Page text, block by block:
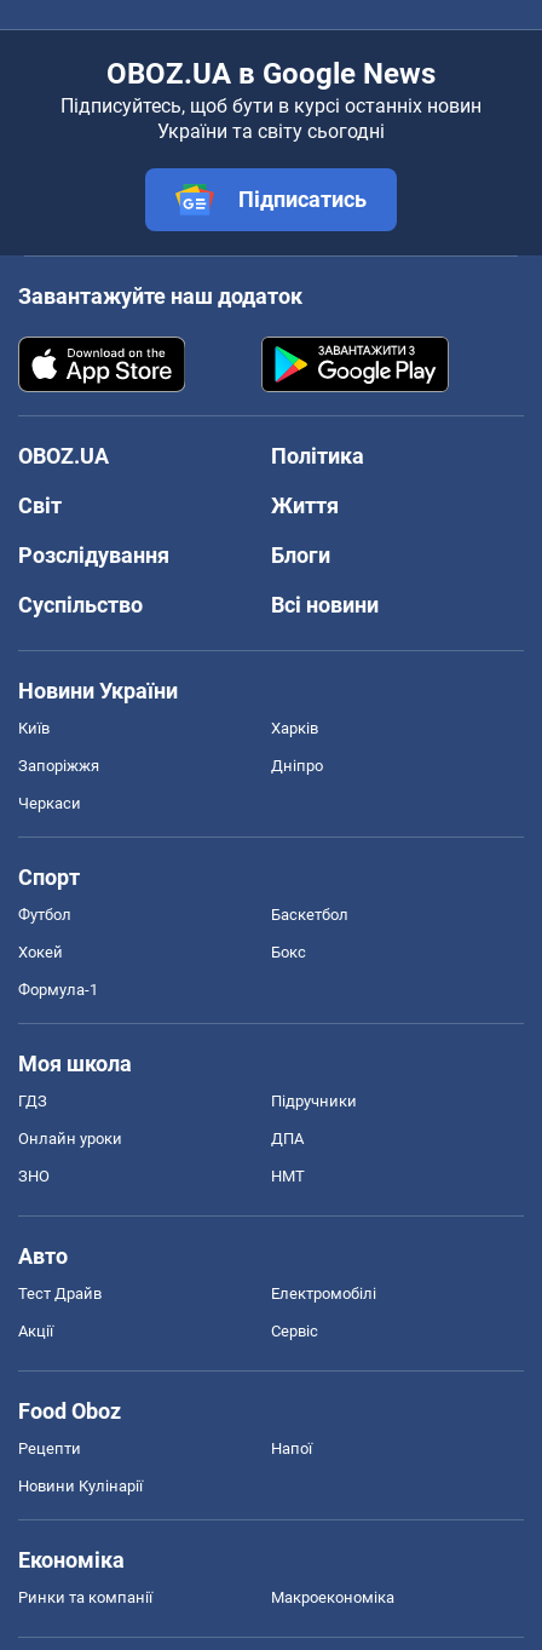
OBOZ.UA в Google News
Підписуйтесь, щоб бути в курсі останніх новин
України та світу сьогодні
Підписатись
Завантажуйте наш додаток
OBOZ.UA
Політика
Світ
Життя
Розслідування
Блоги
Суспільство
Всі новини
Новини України
Київ Харків
Запоріжжя Дніпро
Черкаси
Спорт
Футбол Баскетбол
Хокей Бокс
Формула-1
Моя школа
ГДЗ Підручники
Онлайн уроки ДПА
ЗНО НМТ
Авто
Тест Драйв Електромобілі
Акції Сервіс
Food Oboz
Рецепти Напої
Новини Кулінарії
Економіка
Ринки та компанії Макроекономіка